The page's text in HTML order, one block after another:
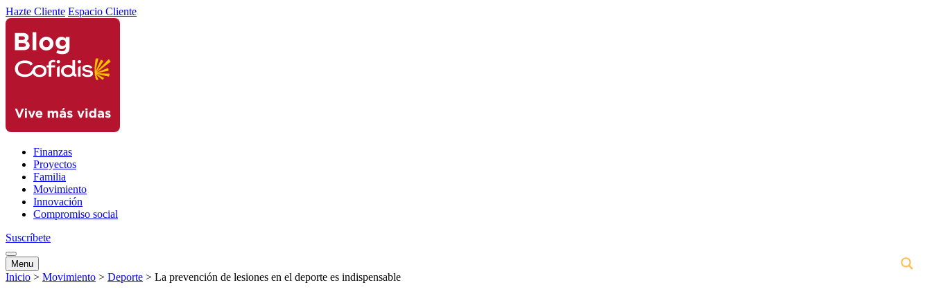
Hazte Cliente Espacio Cliente
Finanzas
Proyectos
Familia
Movimiento
Innovación
Compromiso social
Suscríbete
Menu
Inicio > Movimiento > Deporte > La prevención de lesiones en el deporte es indispensable